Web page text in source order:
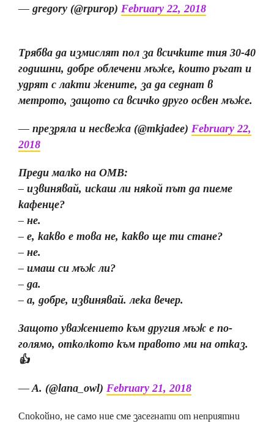
— gregory (@rpurop) February 22, 2018
Трябва да измислят пол за всичките тия 30-40
годишни, добре облечени мъже, които ръгат и
удрят с лакти жените, за да седнат в
метрото, защото са всичко друго освен мъже.
— презряла и несвежа (@mkjadee) February 22,
2018
Преди малко на ОМВ:
– извинявай, искаш ли някой път да пиеме
кафенце?
– не.
– е, какво е това не, какво ще ти стане?
– не.
– имаш си мъж ли?
– да.
– а, добре, извинявай. лека вечер.
Защото уважението към другия мъж е по-
голямо, отколкото към правото ми на отказ.
👍
— A. (@lana_owl) February 21, 2018
Спокойно, не само ние сме засегнати от неприятни